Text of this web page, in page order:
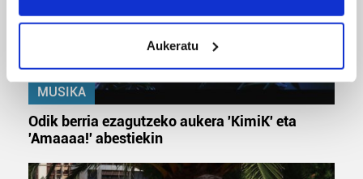
meters
Identify your device by actively scanning it for
specific characteristics (fingerprinting)
Find out more about how your personal data is processed
prozesatzen ditugu, zure IP zenbakia, besteak beste,
Aukeratu
MUSIKA
Odik berria ezagutzeko aukera 'KimiK' eta
'Amaaaa!' abestiekin